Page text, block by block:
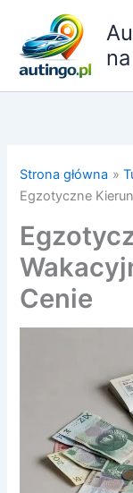
treści
Strona główna
Egzotyczne
Cenie